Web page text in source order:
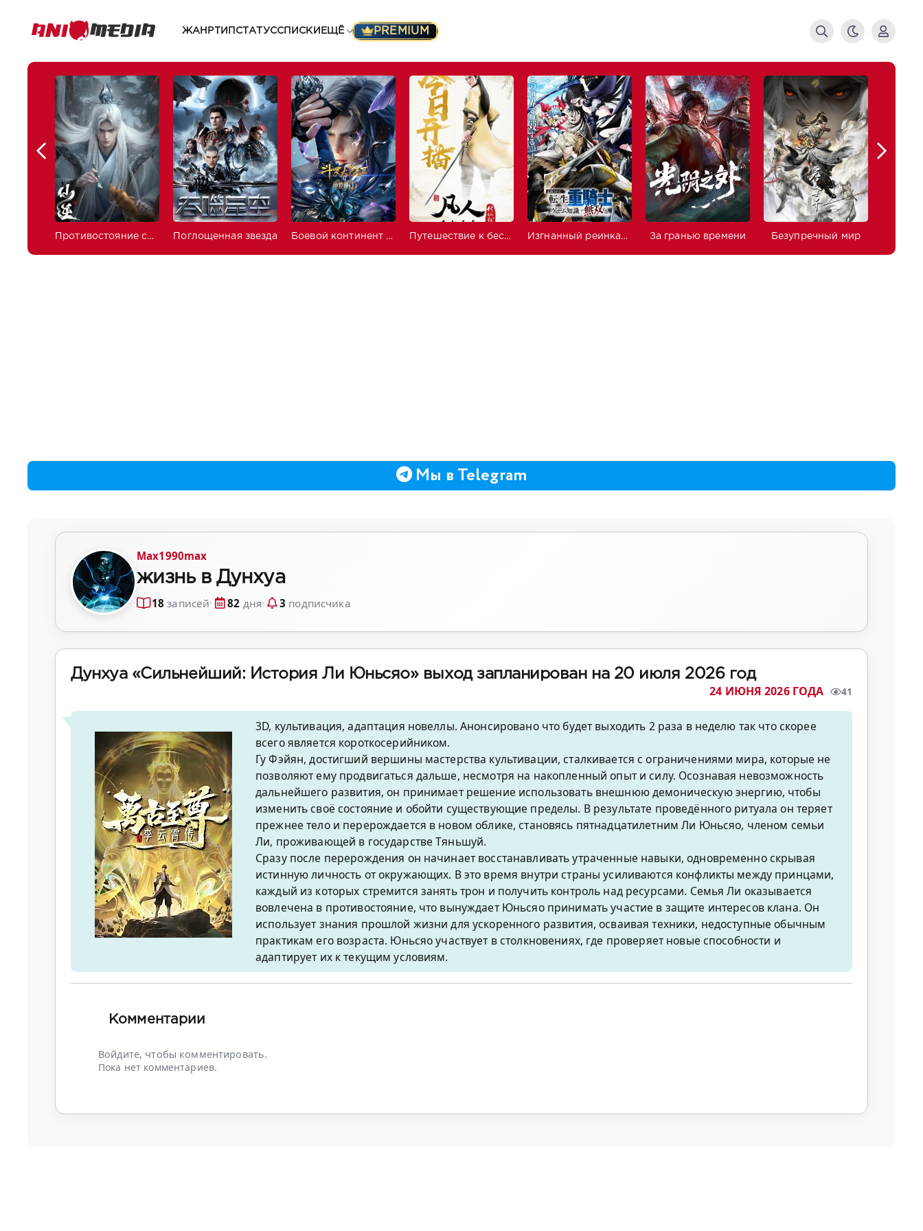
ЖАНРТИП СТАТУССПИСКИ ЕЩЁ PREMIUM
Противостояние святого Поглощенная звезда Боевой континент 2: Непревзойдённый клан Тан Путешествие к бессмертию Изгнанный реинкарнированный тяжёлый рыцарь не имеет себе равных в знаниях игры За гранью времени Безупречный мир
Мы в Telegram
Max1990max
жизнь в Дунхуа
18 записей· 82 дня· 3 подписчика
Дунхуа «Сильнейший: История Ли Юньсяо» выход запланирован на 20 июля 2026 год
24 ИЮНЯ 2026 ГОДА 41
3D, культивация, адаптация новеллы. Анонсировано что будет выходить 2 раза в неделю так что скорее
всего является короткосерийником.
Гу Фэйян, достигший вершины мастерства культивации, сталкивается с ограничениями мира, которые не
позволяют ему продвигаться дальше, несмотря на накопленный опыт и силу. Осознавая невозможность
дальнейшего развития, он принимает решение использовать внешнюю демоническую энергию, чтобы
изменить своё состояние и обойти существующие пределы. В результате проведённого ритуала он теряет
прежнее тело и перерождается в новом облике, становясь пятнадцатилетним Ли Юньсяо, членом семьи
Ли, проживающей в государстве Тяньшуй.
Сразу после перерождения он начинает восстанавливать утраченные навыки, одновременно скрывая
истинную личность от окружающих. В это время внутри страны усиливаются конфликты между принцами,
каждый из которых стремится занять трон и получить контроль над ресурсами. Семья Ли оказывается
вовлечена в противостояние, что вынуждает Юньсяо принимать участие в защите интересов клана. Он
использует знания прошлой жизни для ускоренного развития, осваивая техники, недоступные обычным
практикам его возраста. Юньсяо участвует в столкновениях, где проверяет новые способности и
адаптирует их к текущим условиям.
Комментарии
Войдите, чтобы комментировать.
Пока нет комментариев.